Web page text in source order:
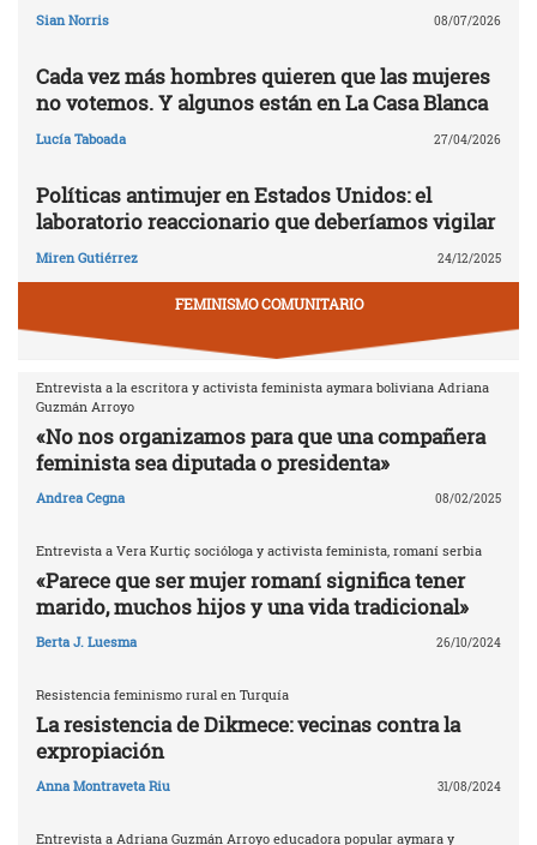
Sian Norris 08/07/2026
Cada vez más hombres quieren que las mujeres
no votemos. Y algunos están en La Casa Blanca
Lucía Taboada 27/04/2026
Políticas antimujer en Estados Unidos: el
laboratorio reaccionario que deberíamos vigilar
Miren Gutiérrez 24/12/2025
FEMINISMO COMUNITARIO
Entrevista a la escritora y activista feminista aymara boliviana Adriana
Guzmán Arroyo
«No nos organizamos para que una compañera
feminista sea diputada o presidenta»
Andrea Cegna 08/02/2025
Entrevista a Vera Kurtiç socióloga y activista feminista, romaní serbia
«Parece que ser mujer romaní significa tener
marido, muchos hijos y una vida tradicional»
Berta J. Luesma 26/10/2024
Resistencia feminismo rural en Turquía
La resistencia de Dikmece: vecinas contra la
expropiación
Anna Montraveta Riu 31/08/2024
Entrevista a Adriana Guzmán Arroyo educadora popular aymara y